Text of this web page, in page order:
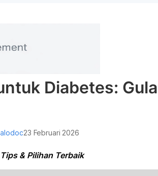
Diabetes: Gula
23 Februari 2026
& Pilihan Terbaik